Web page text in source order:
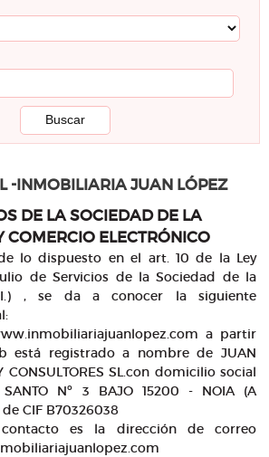
-INMOBILIARIA JUAN LÓPEZ
DE LA SOCIEDAD DE LA
COMERCIO ELECTRÓNICO
lo dispuesto en el art. 10 de la Ley
de Servicios de la Sociedad de la
, se da a conocer la siguiente
a partir
está registrado a nombre de JUAN
CONSULTORES SL.con domicilio social
SANTO Nº 3 BAJO 15200 - NOIA (A
CIF B70326038
es la dirección de correo